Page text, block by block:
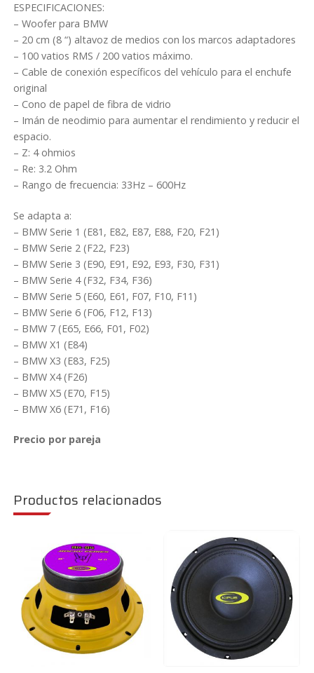
ESPECIFICACIONES:
– Woofer para BMW
– 20 cm (8 “) altavoz de medios con los marcos adaptadores
– 100 vatios RMS / 200 vatios máximo.
– Cable de conexión específicos del vehículo para el enchufe
original
– Cono de papel de fibra de vidrio
– Imán de neodimio para aumentar el rendimiento y reducir el
espacio.
– Z: 4 ohmios
– Re: 3.2 Ohm
– Rango de frecuencia: 33Hz – 600Hz
Se adapta a:
– BMW Serie 1 (E81, E82, E87, E88, F20, F21)
– BMW Serie 2 (F22, F23)
– BMW Serie 3 (E90, E91, E92, E93, F30, F31)
– BMW Serie 4 (F32, F34, F36)
– BMW Serie 5 (E60, E61, F07, F10, F11)
– BMW Serie 6 (F06, F12, F13)
– BMW 7 (E65, E66, F01, F02)
– BMW X1 (E84)
– BMW X3 (E83, F25)
– BMW X4 (F26)
– BMW X5 (E70, F15)
– BMW X6 (E71, F16)
Precio por pareja
Productos relacionados